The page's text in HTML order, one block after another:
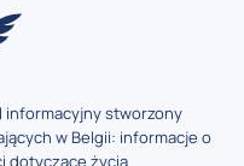
stworzony
w Belgii: informacje o